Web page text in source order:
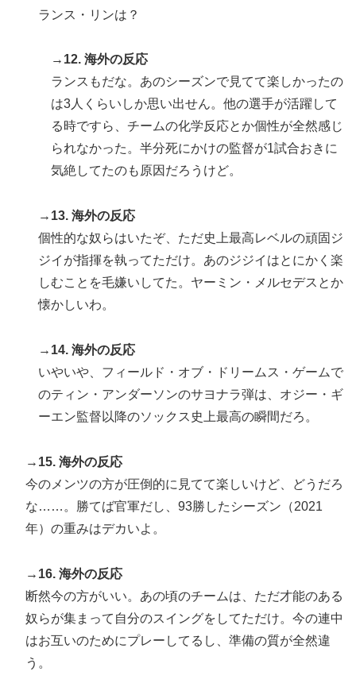
ランス・リンは？
→12. 海外の反応
ランスもだな。あのシーズンで見てて楽しかったの
は3人くらいしか思い出せん。他の選手が活躍して
る時ですら、チームの化学反応とか個性が全然感じ
られなかった。半分死にかけの監督が1試合おきに
気絶してたのも原因だろうけど。
→13. 海外の反応
個性的な奴らはいたぞ、ただ史上最高レベルの頑固ジ
ジイが指揮を執ってただけ。あのジジイはとにかく楽
しむことを毛嫌いしてた。ヤーミン・メルセデスとか
懐かしいわ。
→14. 海外の反応
いやいや、フィールド・オブ・ドリームス・ゲームで
のティン・アンダーソンのサヨナラ弾は、オジー・ギ
ーエン監督以降のソックス史上最高の瞬間だろ。
→15. 海外の反応
今のメンツの方が圧倒的に見てて楽しいけど、どうだろ
な……。勝てば官軍だし、93勝したシーズン（2021
年）の重みはデカいよ。
→16. 海外の反応
断然今の方がいい。あの頃のチームは、ただ才能のある
奴らが集まって自分のスイングをしてただけ。今の連中
はお互いのためにプレーしてるし、準備の質が全然違
う。